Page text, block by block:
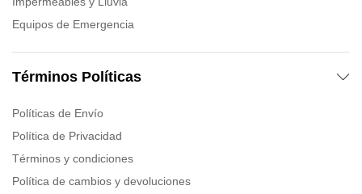
Equipos de Emergencia
Términos Políticas
Políticas de Envío
Política de Privacidad
Términos y condiciones
Política de cambios y devoluciones